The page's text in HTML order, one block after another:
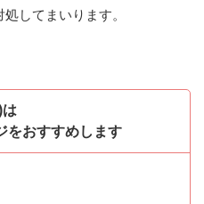
してまいります。
をおすすめします